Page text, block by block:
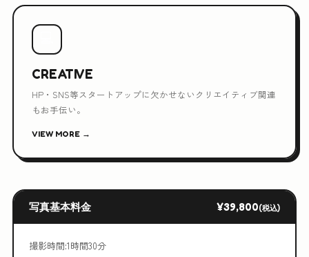
CREATIVE
HP・SNS等スタートアップに欠かせないクリエイティブ関連
もお手伝い。
VIEW MORE →
写真基本料金 ¥39,800(税込)
撮影時間:1時間30分